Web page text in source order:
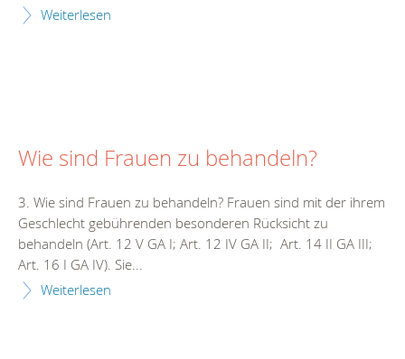
Weiterlesen
Wie sind Frauen zu behandeln?
3. Wie sind Frauen zu behandeln? Frauen sind mit der ihrem
Geschlecht gebührenden besonderen Rücksicht zu
behandeln (Art. 12 V GA I; Art. 12 IV GA II; Art. 14 II GA III;
Art. 16 I GA IV). Sie...
Weiterlesen